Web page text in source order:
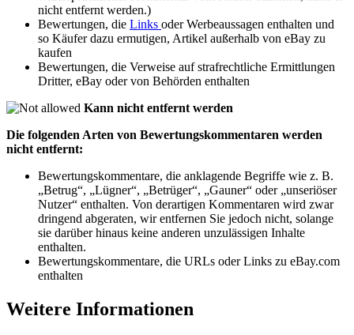
nicht entfernt werden.)
Bewertungen, die Links oder Werbeaussagen enthalten und
so Käufer dazu ermutigen, Artikel außerhalb von eBay zu
kaufen
Bewertungen, die Verweise auf strafrechtliche Ermittlungen
Dritter, eBay oder von Behörden enthalten
Kann nicht entfernt werden
Die folgenden Arten von Bewertungskommentaren werden
nicht entfernt:
Bewertungskommentare, die anklagende Begriffe wie z. B.
„Betrug“, „Lügner“, „Betrüger“, „Gauner“ oder „unseriöser
Nutzer“ enthalten. Von derartigen Kommentaren wird zwar
dringend abgeraten, wir entfernen Sie jedoch nicht, solange
sie darüber hinaus keine anderen unzulässigen Inhalte
enthalten.
Bewertungskommentare, die URLs oder Links zu eBay.com
enthalten
Weitere Informationen